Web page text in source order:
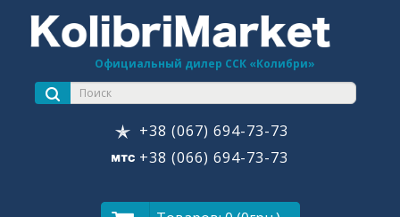
Официальный дилер ССК «Колибри»
+38 (067) 694-73-73
+38 (066) 694-73-73